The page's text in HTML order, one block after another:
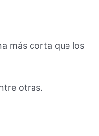
más corta que los
otras.